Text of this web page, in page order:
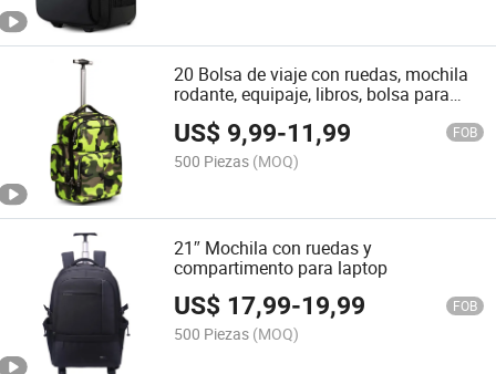
20 Bolsa de viaje con ruedas, mochila
rodante, equipaje, libros, bolsa para
US$ 9,99-11,99 FOB
500 Piezas (MOQ)
21″ Mochila con ruedas y
compartimento para laptop
US$ 17,99-19,99 FOB
500 Piezas (MOQ)